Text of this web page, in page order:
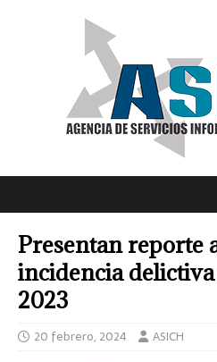
Presentan reporte
incidencia
2023
20 febrero, 2024 ASICH